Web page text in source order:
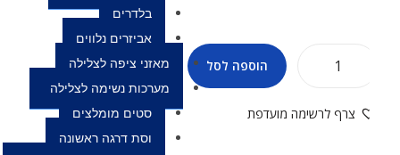
בלדרים
אביזרים נלווים
מאזני ציפה לצלילה
מערכות נשימה לצלילה
סטים מומלצים
וסת דרגה ראשונה
הוספה לסל
צרף לרשימה מועדפת